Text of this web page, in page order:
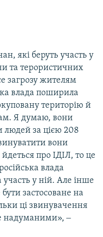
які беруть участь у
та терористичних
загрозу жителям
влада поширила
територію й
Я думаю, вони
людей за цією 208
вони
про ІДІЛ, то це
влада
участь у ній. Але інше
застосоване на
ці звинувачення
надуманими», ‒